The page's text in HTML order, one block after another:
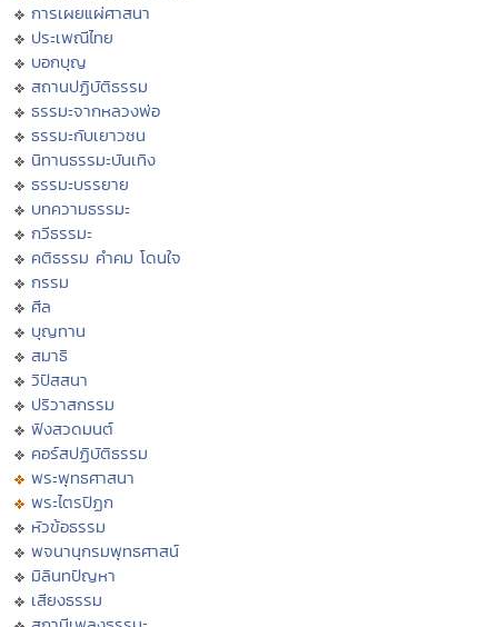
การเผยแผ่ศาสนา
ประเพณีไทย
บอกบุญ
สถานปฏิบัติธรรม
ธรรมะจากหลวงพ่อ
ธรรมะกับเยาวชน
นิทานธรรมะบันเทิง
ธรรมะบรรยาย
บทความธรรมะ
กวีธรรมะ
คติธรรม คำคม โดนใจ
กรรม
ศีล
บุญทาน
สมาธิ
วิปัสสนา
ปริวาสกรรม
ฟังสวดมนต์
คอร์สปฏิบัติธรรม
พระพุทธศาสนา
พระไตรปิฏก
หัวข้อธรรม
พจนานุกรมพุทธศาสน์
มิลินทปัญหา
เสียงธรรม